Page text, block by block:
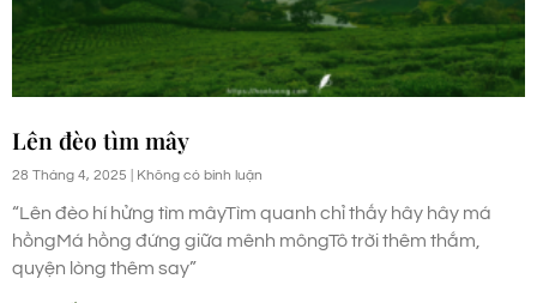
Lên đèo tìm mây
28 Tháng 4, 2025 Không có bình luận
“Lên đèo hí hửng tìm mâyTìm quanh chỉ thấy hây hây má
hồngMá hồng đứng giữa mênh môngTô trời thêm thắm,
quyện lòng thêm say”